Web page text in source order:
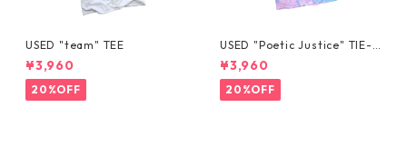
USED "team" TEE
¥3,960
20%OFF
USED "Poetic Justice" TIE-D
YE TEE
¥3,960
20%OFF